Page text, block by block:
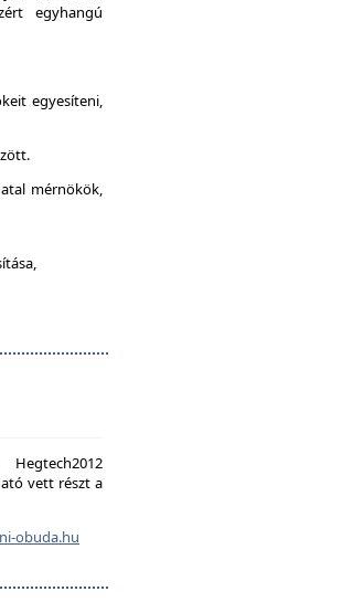
egyhangú
egyesíteni,
mérnökök,
vett részt a
obuda.hu